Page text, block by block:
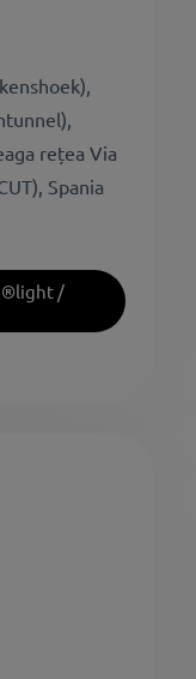
rețea Via
Spania
/